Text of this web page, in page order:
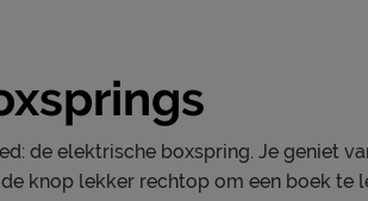
de elektrische boxspring. Je geniet
knop lekker rechtop om een boek te